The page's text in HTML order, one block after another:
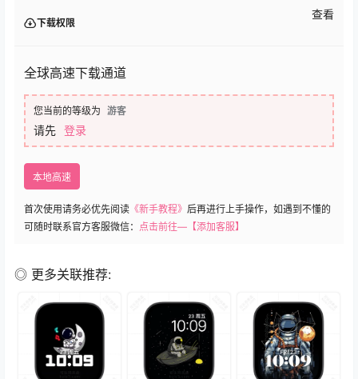
下载权限
查看
全球高速下载通道
您当前的等级为 游客
请先 登录
本地高速
首次使用请务必优先阅读 《新手教程》 后再进行上手操作，如遇到不懂的
可随时联系官方客服微信： 点击前往—【添加客服】
◎ 更多关联推荐: